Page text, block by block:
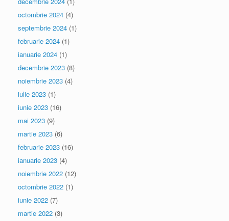
octombrie 2024 (4)
septembrie 2024 (1)
februarie 2024 (1)
ianuarie 2024 (1)
decembrie 2023 (8)
noiembrie 2023 (4)
iulie 2023 (1)
iunie 2023 (16)
mai 2023 (9)
martie 2023 (6)
februarie 2023 (16)
ianuarie 2023 (4)
noiembrie 2022 (12)
octombrie 2022 (1)
iunie 2022 (7)
martie 2022 (3)